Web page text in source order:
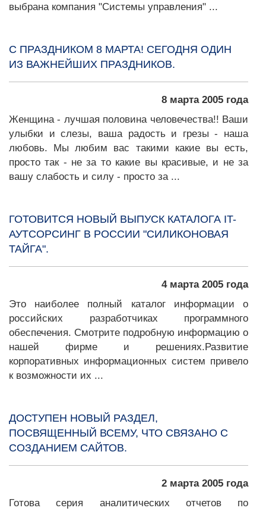
выбрана компания "Системы управления" ...
С ПРАЗДНИКОМ 8 МАРТА! СЕГОДНЯ ОДИН
ИЗ ВАЖНЕЙШИХ ПРАЗДНИКОВ.
8 марта 2005 года
Женщина - лучшая половина человечества!! Ваши
улыбки и слезы, ваша радость и грезы - наша
любовь. Мы любим вас такими какие вы есть,
просто так - не за то какие вы красивые, и не за
вашу слабость и силу - просто за ...
ГОТОВИТСЯ НОВЫЙ ВЫПУСК КАТАЛОГА IT-
АУТСОРСИНГ В РОССИИ "СИЛИКОНОВАЯ
ТАЙГА".
4 марта 2005 года
Это наиболее полный каталог информации о
российских разработчиках программного
обеспечения. Смотрите подробную информацию о
нашей фирме и решениях.Развитие
корпоративных информационных систем привело
к возможности их ...
ДОСТУПЕН НОВЫЙ РАЗДЕЛ,
ПОСВЯЩЕННЫЙ ВСЕМУ, ЧТО СВЯЗАНО С
СОЗДАНИЕМ САЙТОВ.
2 марта 2005 года
Готова серия аналитических отчетов по